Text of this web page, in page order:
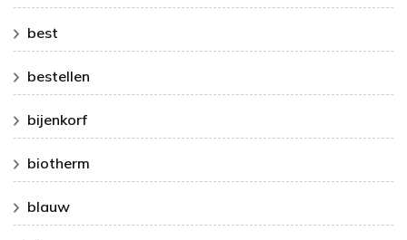
best
bestellen
bijenkorf
biotherm
blauw